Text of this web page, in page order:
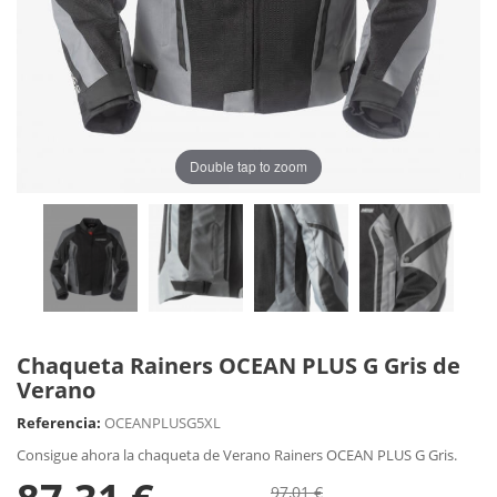
Double tap to zoom
Chaqueta Rainers OCEAN PLUS G Gris de
Verano
Referencia: OCEANPLUSG5XL
Consigue ahora la chaqueta de Verano Rainers OCEAN PLUS G Gris.
97,01 €